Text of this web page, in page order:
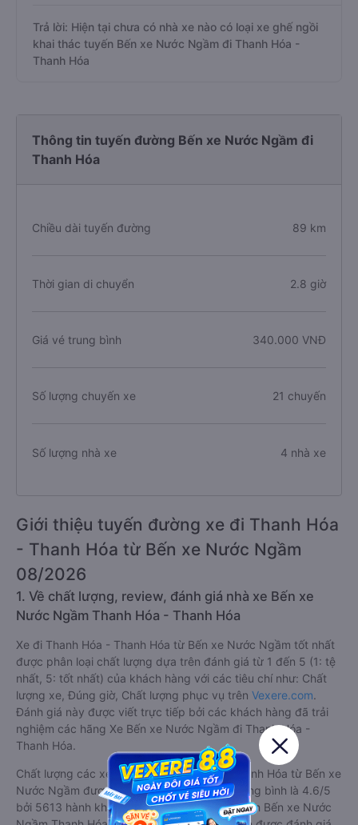
Trả lời: Hiện tại chưa có nhà xe nào có loại xe ghế ngồi
khai thác tuyến Bến xe Nước Ngầm đi Thanh Hóa -
Thanh Hóa
Thông tin tuyến đường Bến xe Nước Ngầm đi
Thanh Hóa
Chiều dài tuyến đường 89 km
Thời gian di chuyển 2.8 giờ
Giá vé trung bình 340.000 VNĐ
Số lượng chuyến xe 21 chuyến
Số lượng nhà xe 4 nhà xe
Giới thiệu tuyến đường xe đi Thanh Hóa
- Thanh Hóa từ Bến xe Nước Ngầm
08/2026
1. Về chất lượng, review, đánh giá nhà xe Bến xe
Nước Ngầm Thanh Hóa - Thanh Hóa
Xe đi Thanh Hóa - Thanh Hóa từ Bến xe Nước Ngầm tốt nhất
được phân loại chất lượng dựa trên đánh giá từ 1 đến 5 (1: tệ
nhất, 5: tốt nhất) của khách hàng với các tiêu chí như: Chất
lượng xe, Đúng giờ, Chất lượng phục vụ trên Vexere.com.
Đánh giá này được viết trực tiếp bởi các khách hàng đã trải
nghiệm các hãng Xe Bến xe Nước Ngầm đi Thanh Hóa -
Thanh Hóa.
Chất lượng các xe khách đi Thanh Hóa - Thanh Hóa từ Bến xe
Nước Ngầm được đánh giá 4.6, với điểm trung bình là 4.6/5
bởi 5613 hành khách. Trong đó hãng xe khách Bến xe Nước